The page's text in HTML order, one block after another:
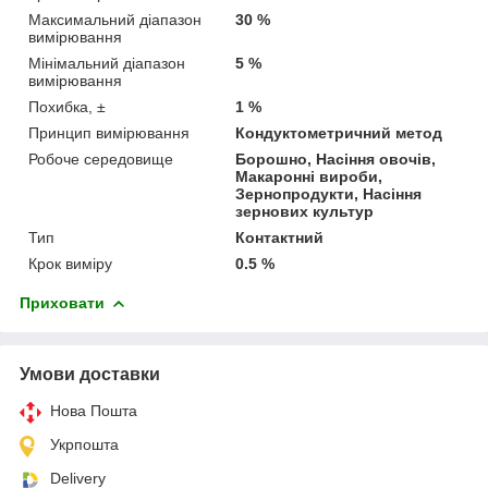
Максимальний діапазон
вимірювання
30 %
Мінімальний діапазон
вимірювання
5 %
Похибка, ±
1 %
Принцип вимірювання
Кондуктометричний метод
Робоче середовище
Борошно, Насіння овочів,
Макаронні вироби,
Зернопродукти, Насіння
зернових культур
Тип
Контактний
Крок виміру
0.5 %
Приховати
Умови доставки
Нова Пошта
Укрпошта
Delivery